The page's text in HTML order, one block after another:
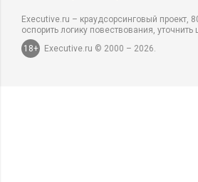
Executive.ru – краудсорсинговый проект,
оспорить логику повествования,
18+
Executive.ru © 2000 – 2026.